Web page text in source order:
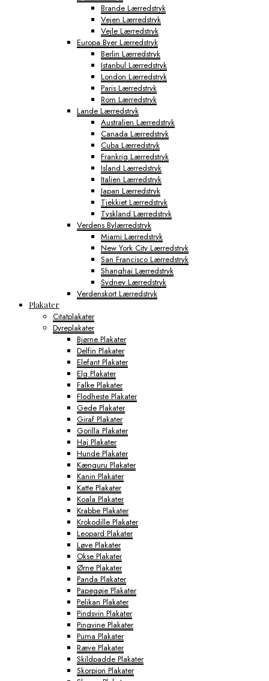
Brande Lærredstryk
Vejen Lærredstryk
Vejle Lærredstryk
Europa Byer Lærredstryk
Berlin Lærredstryk
Istanbul Lærredstryk
London Lærredstryk
Paris Lærredstryk
Rom Lærredstryk
Lande Lærredstryk
Australien Lærredstryk
Canada Lærredstryk
Cuba Lærredstryk
Frankrig Lærredstryk
Island Lærredstryk
Italien Lærredstryk
Japan Lærredstryk
Tjekkiet Lærredstryk
Tyskland Lærredstryk
Verdens Bylærredstryk
Miami Lærredstryk
New York City Lærredstryk
San Francisco Lærredstryk
Shanghai Lærredstryk
Sydney Lærredstryk
Verdenskort Lærredstryk
Plakater
Citatplakater
Dyreplakater
Bjørne Plakater
Delfin Plakater
Elefant Plakater
Elg Plakater
Falke Plakater
Flodheste Plakater
Gede Plakater
Giraf Plakater
Gorilla Plakater
Haj Plakater
Hunde Plakater
Kænguru Plakater
Kanin Plakater
Katte Plakater
Koala Plakater
Krabbe Plakater
Krokodille Plakater
Leopard Plakater
Løve Plakater
Okse Plakater
Ørne Plakater
Panda Plakater
Papegøje Plakater
Pelikan Plakater
Pindsvin Plakater
Pingvine Plakater
Puma Plakater
Ræve Plakater
Skildpadde Plakater
Skorpion Plakater